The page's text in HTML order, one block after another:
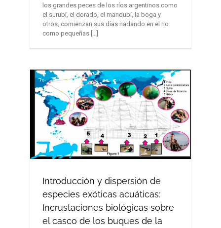
los grandes peces de los ríos argentinos como
el surubí, el dorado, el mandubí, la boga y
otros, comienzan sus días nadando en el rio
como pequeñas [...]
Introducción y dispersión de
especies exóticas acuáticas:
Incrustaciones biológicas sobre
el casco de los buques de la